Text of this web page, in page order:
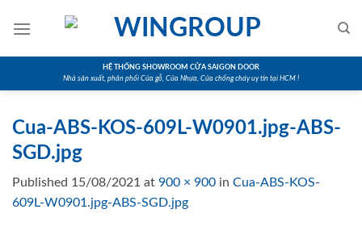
HỆ THỐNG SHOWROOM CỬA SAIGON DOOR
Nhà sản xuất, phân phối Cửa gỗ, Cửa Nhựa, Cửa chống cháy uy tín tại HCM !
Cua-ABS-KOS-609L-W0901.jpg-ABS-
SGD.jpg
Published 15/08/2021 at 900 × 900 in Cua-ABS-KOS-
609L-W0901.jpg-ABS-SGD.jpg